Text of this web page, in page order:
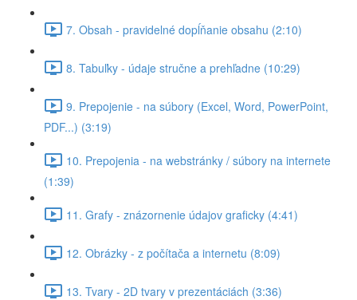
7. Obsah - pravidelné dopĺňanie obsahu (2:10)
8. Tabuľky - údaje stručne a prehľadne (10:29)
9. Prepojenie - na súbory (Excel, Word, PowerPoint,
PDF...) (3:19)
10. Prepojenia - na webstránky / súbory na internete
(1:39)
11. Grafy - znázornenie údajov graficky (4:41)
12. Obrázky - z počítača a internetu (8:09)
13. Tvary - 2D tvary v prezentáciách (3:36)